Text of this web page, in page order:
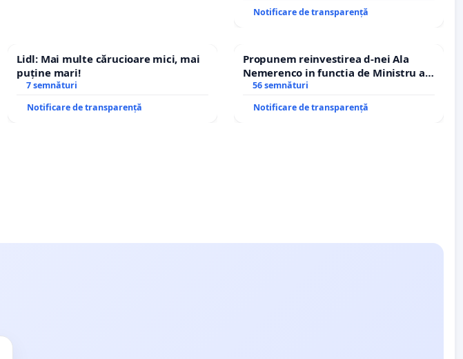
Notificare de transparență
Lidl: Mai multe cărucioare mici, mai
puține mari!
7 semnături
Notificare de transparență
Propunem reinvestirea d-nei Ala
Nemerenco in functia de Ministru al
Sanatatii
56 semnături
Notificare de transparență